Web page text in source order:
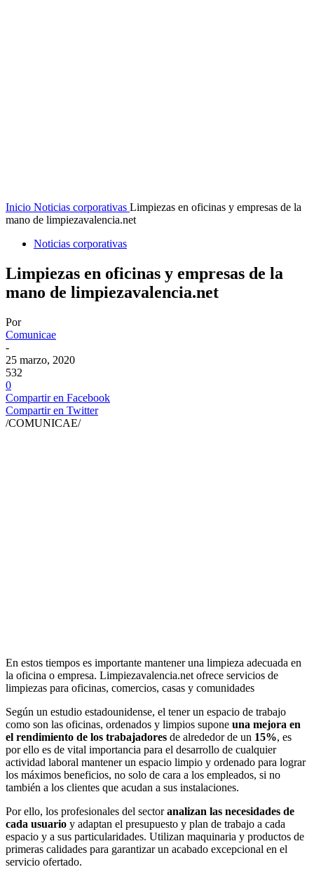
Inicio Noticias corporativas Limpiezas en oficinas y empresas de la
mano de limpiezavalencia.net
Noticias corporativas
Limpiezas en oficinas y empresas de la
mano de limpiezavalencia.net
Por
Comunicae
-
25 marzo, 2020
532
0
Compartir en Facebook
Compartir en Twitter
/COMUNICAE/
En estos tiempos es importante mantener una limpieza adecuada en
la oficina o empresa. Limpiezavalencia.net ofrece servicios de
limpiezas para oficinas, comercios, casas y comunidades
Según un estudio estadounidense, el tener un espacio de trabajo
como son las oficinas, ordenados y limpios supone una mejora en
el rendimiento de los trabajadores de alrededor de un 15%, es
por ello es de vital importancia para el desarrollo de cualquier
actividad laboral mantener un espacio limpio y ordenado para lograr
los máximos beneficios, no solo de cara a los empleados, si no
también a los clientes que acudan a sus instalaciones.
Por ello, los profesionales del sectoranalizan las necesidades de
cada usuario y adaptan el presupuesto y plan de trabajo a cada
espacio y a sus particularidades. Utilizan maquinaria y productos de
primeras calidades para garantizar un acabado excepcional en el
servicio ofertado.